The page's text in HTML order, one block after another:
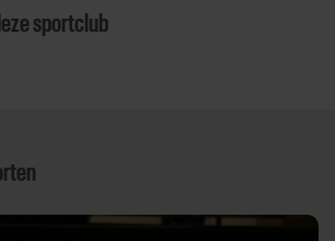
sportclub